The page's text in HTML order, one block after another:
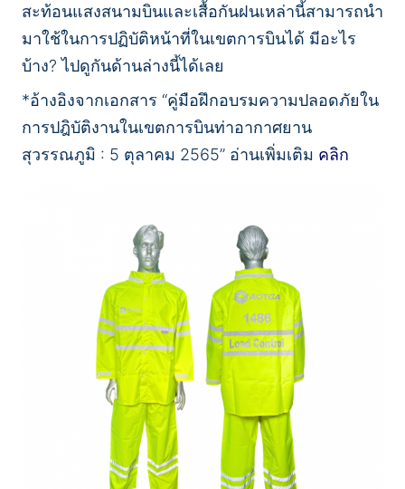
สะท้อนแสงสนามบินและเสื้อกันฝนเหล่านี้สามารถนำ
มาใช้ในการปฏิบัติหน้าที่ในเขตการบินได้ มีอะไร
บ้าง? ไปดูกันด้านล่างนี้ได้เลย
*อ้างอิงจากเอกสาร “คู่มือฝึกอบรมความปลอดภัยใน
การปฎิบัติงานในเขตการบินท่าอากาศยาน
สุวรรณภูมิ : 5 ตุลาคม 2565” อ่านเพิ่มเติม คลิก